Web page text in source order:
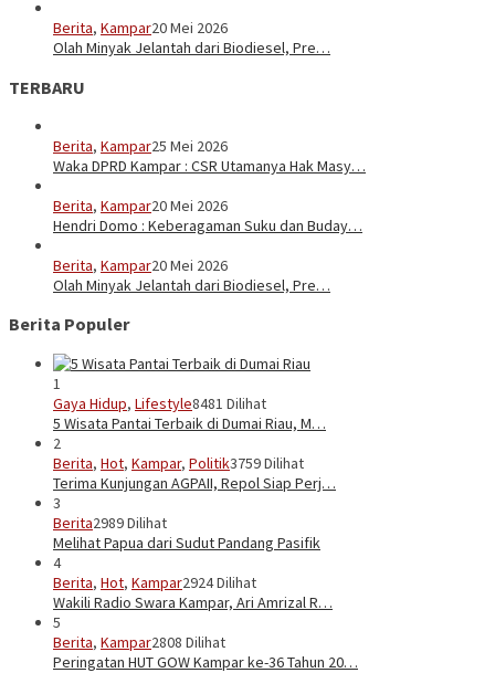
Berita, Kampar20 Mei 2026
Olah Minyak Jelantah dari Biodiesel, Pre…
TERBARU
Berita, Kampar25 Mei 2026
Waka DPRD Kampar : CSR Utamanya Hak Masy…
Berita, Kampar20 Mei 2026
Hendri Domo : Keberagaman Suku dan Buday…
Berita, Kampar20 Mei 2026
Olah Minyak Jelantah dari Biodiesel, Pre…
Berita Populer
1
Gaya Hidup, Lifestyle8481 Dilihat
5 Wisata Pantai Terbaik di Dumai Riau, M…
2
Berita, Hot, Kampar, Politik3759 Dilihat
Terima Kunjungan AGPAII, Repol Siap Perj…
3
Berita2989 Dilihat
Melihat Papua dari Sudut Pandang Pasifik
4
Berita, Hot, Kampar2924 Dilihat
Wakili Radio Swara Kampar, Ari Amrizal R…
5
Berita, Kampar2808 Dilihat
Peringatan HUT GOW Kampar ke-36 Tahun 20…